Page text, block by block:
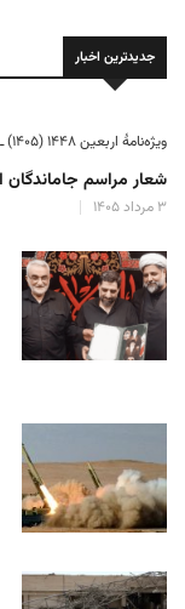
جدیدترین اخبار
ویژه‌نامهٔ اربعین ۱۴۴۸ (۱۴۰۵) ـ ۳۱
شعار مراسم
۳ مرداد ۱۴۰۵